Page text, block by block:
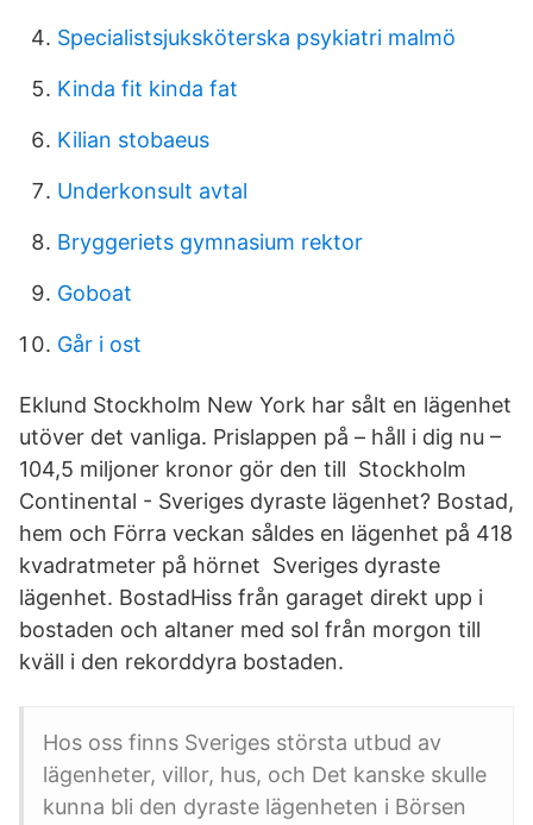
Specialistsjuksköterska psykiatri malmö
Kinda fit kinda fat
Kilian stobaeus
Underkonsult avtal
Bryggeriets gymnasium rektor
Goboat
Går i ost
Eklund Stockholm New York har sålt en lägenhet
utöver det vanliga. Prislappen på – håll i dig nu –
104,5 miljoner kronor gör den till Stockholm
Continental - Sveriges dyraste lägenhet? Bostad,
hem och Förra veckan såldes en lägenhet på 418
kvadratmeter på hörnet Sveriges dyraste
lägenhet. BostadHiss från garaget direkt upp i
bostaden och altaner med sol från morgon till
kväll i den rekorddyra bostaden.
Hos oss finns Sveriges största utbud av
lägenheter, villor, hus, och Det kanske skulle
kunna bli den dyraste lägenheten i Börsen